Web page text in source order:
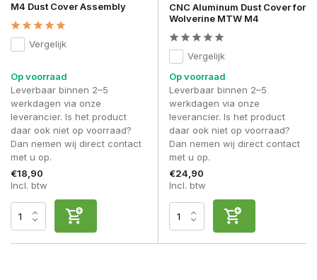
M4 Dust Cover Assembly
Vergelijk
Op voorraad
Leverbaar binnen 2–5
werkdagen via onze
leverancier. Is het product
daar ook niet op voorraad?
Dan nemen wij direct contact
met u op.
€18,90
Incl. btw
CNC Aluminum Dust Cover for
Wolverine MTW M4
Vergelijk
Op voorraad
Leverbaar binnen 2–5
werkdagen via onze
leverancier. Is het product
daar ook niet op voorraad?
Dan nemen wij direct contact
met u op.
€24,90
Incl. btw